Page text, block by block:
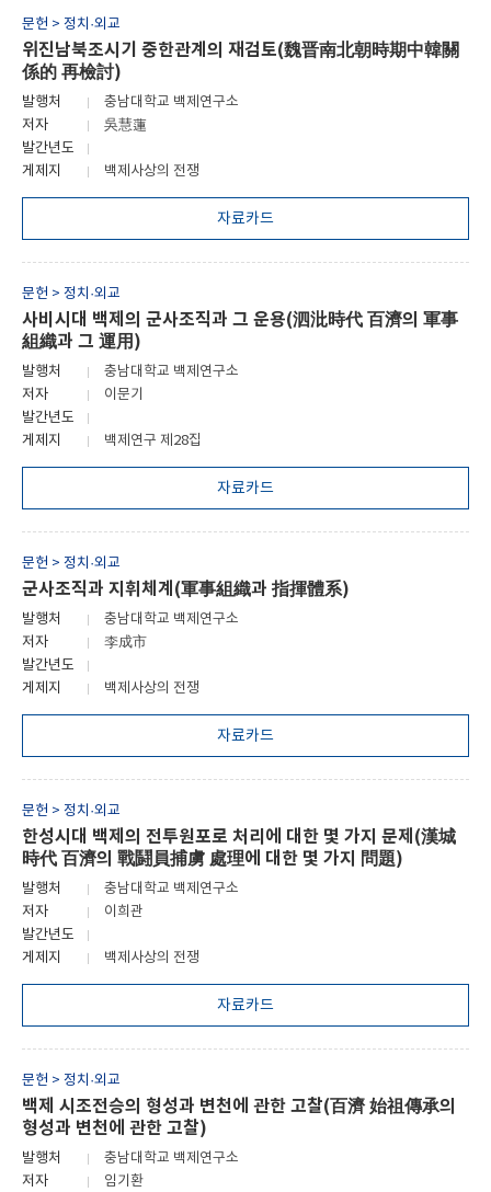
문헌 > 정치·외교
위진남북조시기 중한관계의 재검토(魏晋南北朝時期中韓關
係的 再檢討)
발행처
충남대학교 백제연구소
저자
吳慧蓮
발간년도
게제지
백제사상의 전쟁
자료카드
문헌 > 정치·외교
사비시대 백제의 군사조직과 그 운용(泗沘時代 百濟의 軍事
組織과 그 運用)
발행처
충남대학교 백제연구소
저자
이문기
발간년도
게제지
백제연구 제28집
자료카드
문헌 > 정치·외교
군사조직과 지휘체계(軍事組織과 指揮體系)
발행처
충남대학교 백제연구소
저자
李成市
발간년도
게제지
백제사상의 전쟁
자료카드
문헌 > 정치·외교
한성시대 백제의 전투원포로 처리에 대한 몇 가지 문제(漢城
時代 百濟의 戰鬪員捕虜 處理에 대한 몇 가지 問題)
발행처
충남대학교 백제연구소
저자
이희관
발간년도
게제지
백제사상의 전쟁
자료카드
문헌 > 정치·외교
백제 시조전승의 형성과 변천에 관한 고찰(百濟 始祖傳承의
형성과 변천에 관한 고찰)
발행처
충남대학교 백제연구소
저자
임기환